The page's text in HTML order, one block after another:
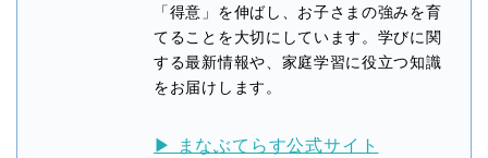
「得意」を伸ばし、お子さまの強みを育
てることを大切にしています。学びに関
する最新情報や、家庭学習に役立つ知識
をお届けします。
▶ まなぶてらす公式サイト